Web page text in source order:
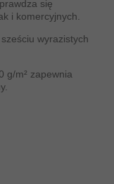
się
i komercyjnych.
wyrazistych
g/m² zapewnia